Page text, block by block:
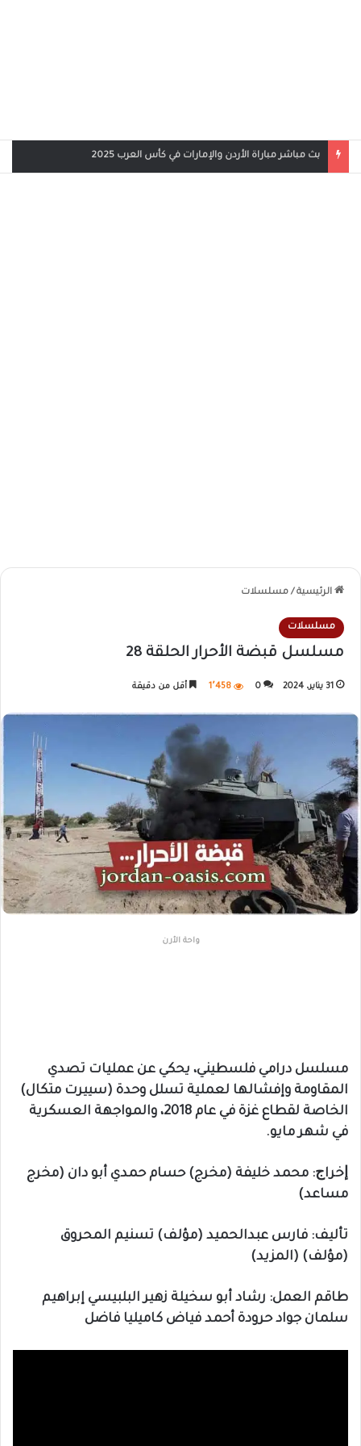
بث مباشر مباراة الأردن والإمارات في كأس العرب 2025
الرئيسية / مسلسلات
مسلسلات
مسلسل قبضة الأحرار الحلقة 28
31 يناير، 2024 0 1٬458 أقل من دقيقة
واحة الأرن
مسلسل درامي فلسطيني، يحكي عن عمليات تصدي
المقاومة وإفشالها لعملية تسلل وحدة (سييرت متكال)
الخاصة لقطاع غزة في عام 2018، والمواجهة العسكرية
في شهر مايو.
ﺇﺧﺮاﺝ: محمد خليفة (مخرج) حسام حمدي أبو دان (مخرج
مساعد)
ﺗﺄﻟﻴﻒ: فارس عبدالحميد (مؤلف) تسنيم المحروق
(مؤلف) (المزيد)
طاقم العمل: رشاد أبو سخيلة زهير البلبيسي إبراهيم
سلمان جواد حرودة أحمد فياض كاميليا فاضل